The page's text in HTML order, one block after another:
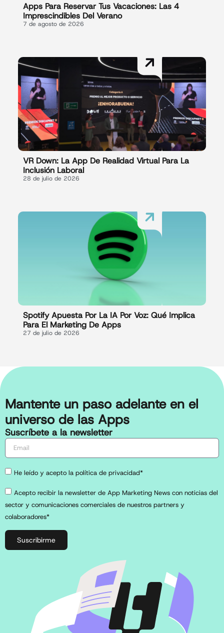
Apps Para Reservar Tus Vacaciones: Las 4
Imprescindibles Del Verano
7 de agosto de 2026
VR Down: La App De Realidad Virtual Para La
Inclusión Laboral
28 de julio de 2026
Spotify Apuesta Por La IA Por Voz: Qué Implica
Para El Marketing De Apps
27 de julio de 2026
Mantente un paso adelante en el
universo de las Apps
Suscríbete a la newsletter
He leído y acepto la política de privacidad*
Acepto recibir la newsletter de App Marketing News con noticias del
sector y comunicaciones comerciales de nuestros partners y
colaboradores*
Suscribirme